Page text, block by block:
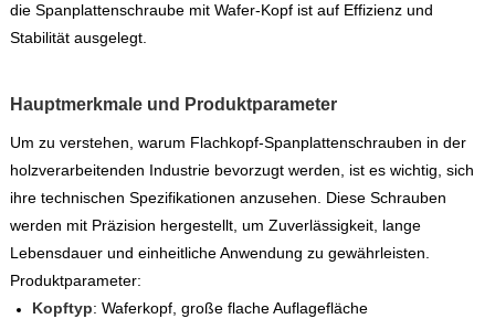
die Spanplattenschraube mit Wafer-Kopf ist auf Effizienz und
Stabilität ausgelegt.
Hauptmerkmale und Produktparameter
Um zu verstehen, warum Flachkopf-Spanplattenschrauben in der
holzverarbeitenden Industrie bevorzugt werden, ist es wichtig, sich
ihre technischen Spezifikationen anzusehen. Diese Schrauben
werden mit Präzision hergestellt, um Zuverlässigkeit, lange
Lebensdauer und einheitliche Anwendung zu gewährleisten.
Produktparameter:
Kopftyp: Waferkopf, große flache Auflagefläche